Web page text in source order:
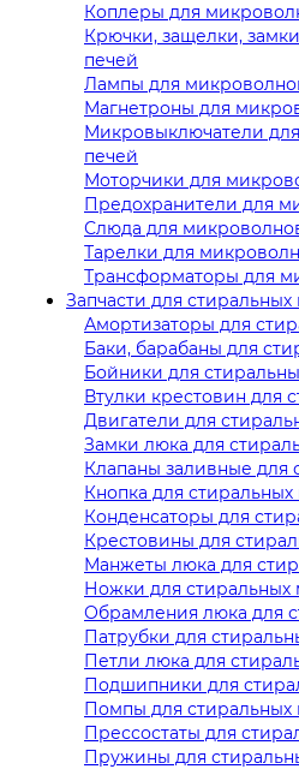
Коплеры для
Крючки, защелки,
печей
Лампы для
Магнетроны для
Микровыключатели
печей
Моторчики для
Предохранители для
Слюда для
Тарелки для
Трансформаторы для
Запчасти для
Амортизаторы для
Баки, барабаны для
Бойники для
Втулки крестовин для
Двигатели для
Замки люка для
Клапаны заливные для
Кнопка для
Конденсаторы для
Крестовины для
Манжеты люка для
Ножки для
Обрамления люка для
Патрубки для
Петли люка для
Подшипники для
Помпы для
Прессостаты для
Пружины для